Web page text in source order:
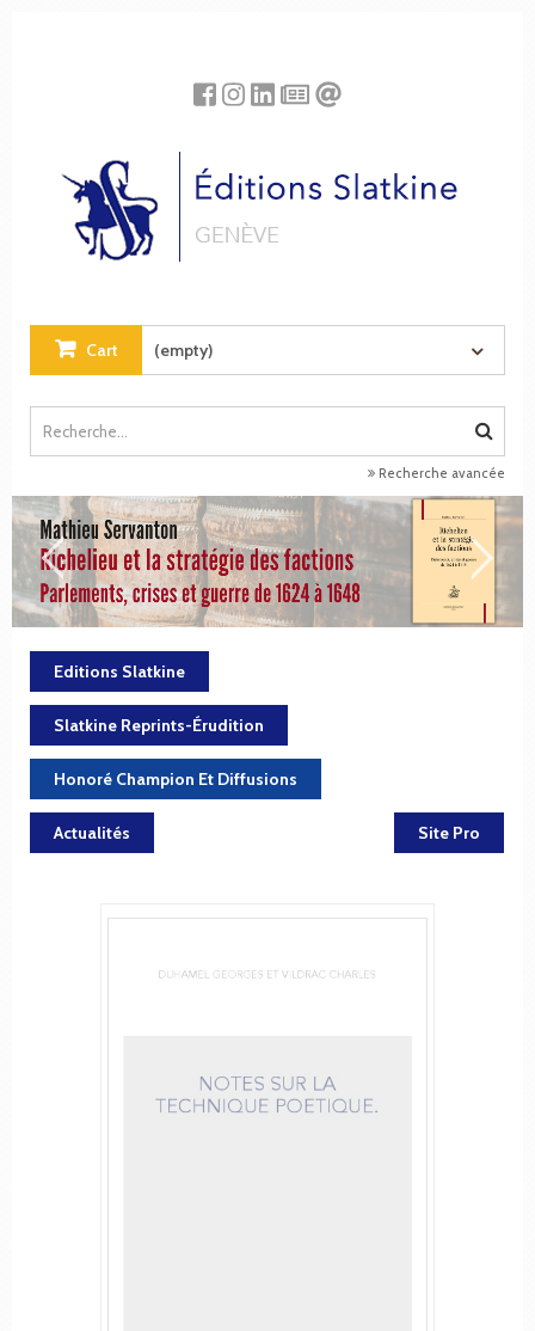
Cart (empty)
Recherche avancée
Editions Slatkine
Slatkine Reprints-Érudition
Honoré Champion Et Diffusions
Actualités Site Pro